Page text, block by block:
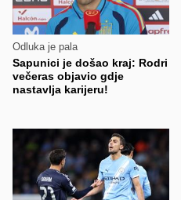
Odluka je pala
Sapunici je došao kraj: Rodri
večeras objavio gdje
nastavlja karijeru!